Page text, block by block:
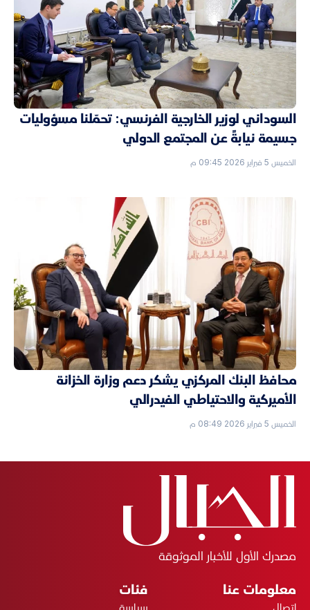
السوداني لوزير الخارجية الفرنسي: تحمّلنا مسؤوليات
جسيمة نيابةً عن المجتمع الدولي
الخميس 5 فبراير 2026 09:45 م
محافظ البنك المركزي يشكر دعم وزارة الخزانة
الأميركية والاحتياطي الفيدرالي
الخميس 5 فبراير 2026 08:49 م
مصدرك الأول للأخبار الموثوقة
معلومات عنا
اتصال
فئات
سياسة